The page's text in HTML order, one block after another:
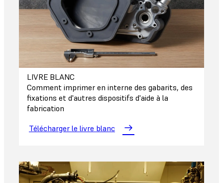
LIVRE BLANC
Comment imprimer en interne des gabarits, des
fixations et d'autres dispositifs d'aide à la
fabrication
Télécharger le livre blanc